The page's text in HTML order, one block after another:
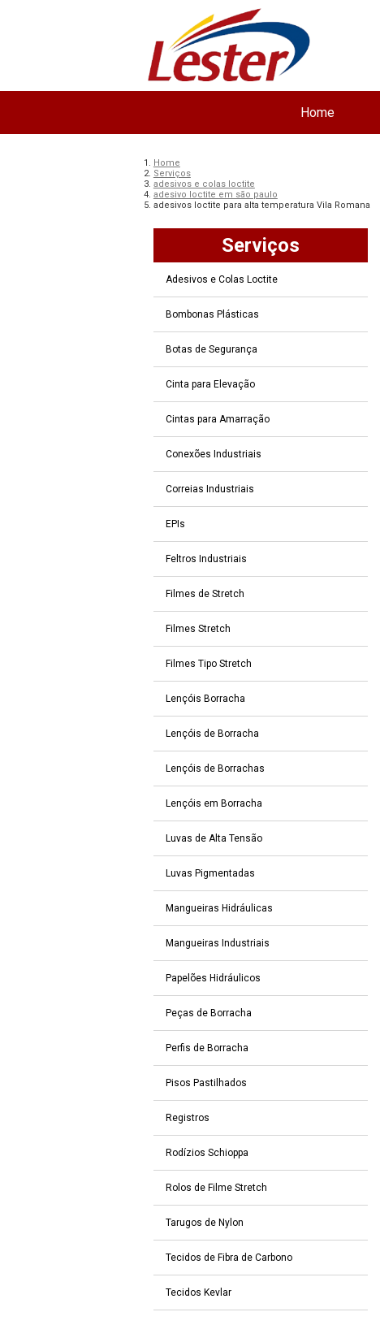
Home
Home
Serviços
adesivos e colas loctite
adesivo loctite em são paulo
adesivos loctite para alta temperatura Vila Romana
Serviços
Adesivos e Colas Loctite
Bombonas Plásticas
Botas de Segurança
Cinta para Elevação
Cintas para Amarração
Conexões Industriais
Correias Industriais
EPIs
Feltros Industriais
Filmes de Stretch
Filmes Stretch
Filmes Tipo Stretch
Lençóis Borracha
Lençóis de Borracha
Lençóis de Borrachas
Lençóis em Borracha
Luvas de Alta Tensão
Luvas Pigmentadas
Mangueiras Hidráulicas
Mangueiras Industriais
Papelões Hidráulicos
Peças de Borracha
Perfis de Borracha
Pisos Pastilhados
Registros
Rodízios Schioppa
Rolos de Filme Stretch
Tarugos de Nylon
Tecidos de Fibra de Carbono
Tecidos Kevlar